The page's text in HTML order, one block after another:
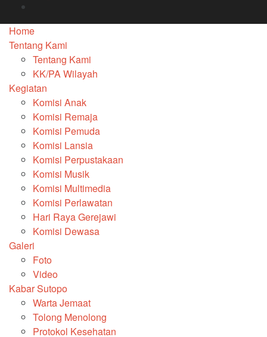
Home
Tentang Kami
Tentang Kami
KK/PA Wilayah
Kegiatan
Komisi Anak
Komisi Remaja
Komisi Pemuda
Komisi Lansia
Komisi Perpustakaan
Komisi Musik
Komisi Multimedia
Komisi Perlawatan
Hari Raya Gerejawi
Komisi Dewasa
Galeri
Foto
Video
Kabar Sutopo
Warta Jemaat
Tolong Menolong
Protokol Kesehatan